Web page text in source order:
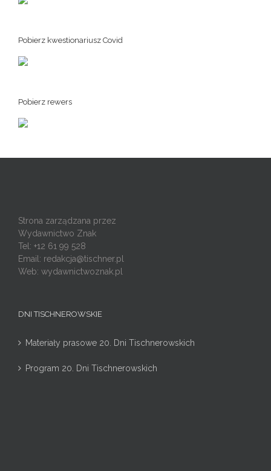
Pobierz kwestionariusz Covid
Pobierz rewers
Strona zarządzana przez
Wydawnictwo Znak
Tel: +12 61 99 528
Email: redakcja@tischner.pl
Web: wydawnictwoznak.pl
DNI TISCHNEROWSKIE
Materiały prasowe 20. Dni Tischnerowskich
Program 20. Dni Tischnerowskich